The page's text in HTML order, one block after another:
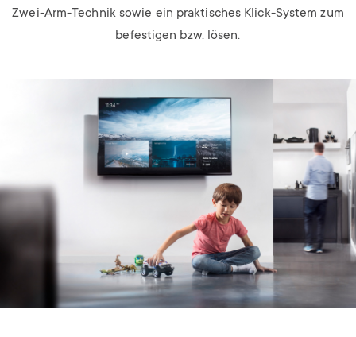
Zwei-Arm-Technik sowie ein praktisches Klick-System zum
befestigen bzw. lösen.